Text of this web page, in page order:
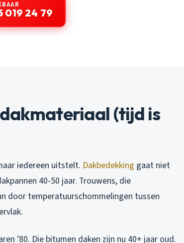
019 24 79
(tijd is
iedereen uitstelt. Dakbedekking gaat niet
40-50 jaar. Trouwens, die
door temperatuurschommelingen tussen
’80. Die bitumen daken zijn nu 40+ jaar oud.